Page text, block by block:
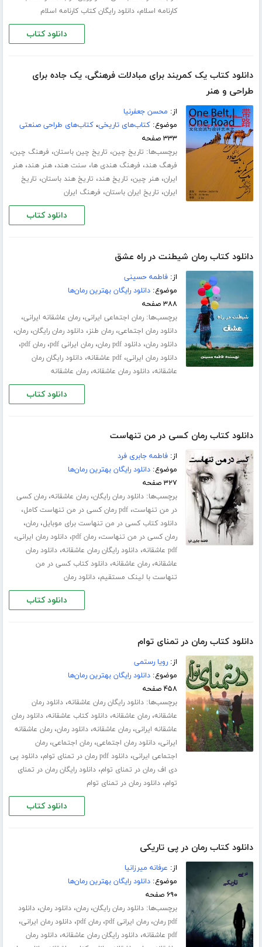
کارنامه اسلام،دانلود رایگان کتاب کارنامه اسلام
دانلود کتاب
دانلود کتاب یک کمربند برای مبادلات فرهنگی، یک جاده برای
طراحی و هنر
از: محسن جعفرنیا
موضوع:کتاب‌های تاریخی،کتاب‌های طراحی صنعتی
۳۳۳ صفحه
برچسب‌ها: تاریخ چین، تاریخ چین باستان، فرهنگ چین،
فرهگ هند، فرهنگ هندی ها، سنت هند،هنر هند،هنر
ایران،هنر چین، تاریخ هند، تاریخ هند باستان، تاریخ
ایران، تاریخ ایران باستان، فرهنگ ایران
دانلود کتاب
دانلود کتاب رمان شیطنت در راه عشق
از:فاطمه حسینی
موضوع:دانلود رایگان بهترین رمان‌ها
۳۸۸ صفحه
برچسب‌ها:رمان اجتماعی ایرانی،رمان عاشقانه ایرانی،
دانلود رمان اجتماعی،رمان طنز،دانلود رمان رایگان،رمان،
دانلود رمان،دانلود pdf رمان ،رمان ایرانی pdf ،رمان pdf ،
دانلود رمان ایرانی،pdf عاشقانه ،دانلود رایگان رمان
عاشقانه،دانلود رمان عاشقانه،رمان عاشقانه
دانلود کتاب
دانلود کتاب رمان کسی در من تنهاست
از:فاطمه جابری فرد
موضوع:دانلود رایگان بهترین رمان‌ها
۳۲۷ صفحه
برچسب‌ها:دانلود رمان رایگان،رمان عاشقانه،رمان کسی
در من تنهاست،pdf رمان کسی در من تنهاست کامل ،
دانلود کتاب کسی در من تنهاست برای موبایل،رمان،
رمان کسی در من تنهاست،رمان pdf ،دانلود رمان ایرانی،
pdf عاشقانه ،دانلود رایگان رمان عاشقانه،دانلود رمان
عاشقانه،رمان عاشقانه،دانلود کتاب کسی در من
تنهاست با لینک مستقیم،دانلود رمان
دانلود کتاب
دانلود کتاب رمان در تمنای توام
از:رویا رستمی
موضوع:دانلود رایگان بهترین رمان‌ها
۴۵۸ صفحه
برچسب‌ها:دانلود رایگان رمان عاشقانه،دانلود رمان
عاشقانه،رمان عاشقانه،دانلود کتاب عاشقانه،دانلود رمان
عاشقانه ایرانی،رمان عاشقانه،دانلود رمان،رمان عاشقانه
ایرانی،دانلود رمان اجتماعی،رمان اجتماعی،رمان
اجتماعی ایرانی،دانلود pdf رمان در تمنای توام ،دانلود پی
دی اف رمان در تمنای توام،دانلود رایگان رمان در تمنای
توام،دانلود رمان در تمنای توام
دانلود کتاب
دانلود کتاب رمان در پی تاریکی
از: عرفانه میرزانیا
موضوع:دانلود رایگان بهترین رمان‌ها
۶۹۰ صفحه
برچسب‌ها:دانلود رمان رایگان،رمان،دانلود رمان،دانلود
pdf رمان
،رمان ایرانی pdf ،رمان pdf ،دانلود رمان ایرانی،
pdf عاشقانه ،دانلود رایگان رمان عاشقانه،دانلود رمان